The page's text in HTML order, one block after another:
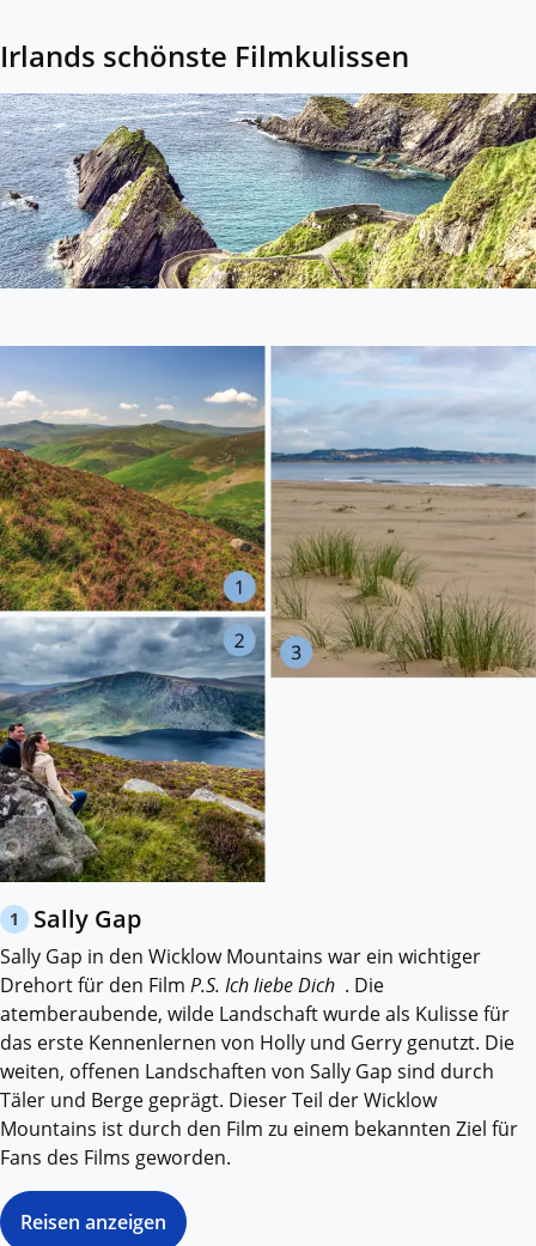
Irlands schönste Filmkulissen
1 Sally Gap
Sally Gap in den Wicklow Mountains war ein wichtiger
Drehort für den Film P.S. Ich liebe Dich . Die
atemberaubende, wilde Landschaft wurde als Kulisse für
das erste Kennenlernen von Holly und Gerry genutzt. Die
weiten, offenen Landschaften von Sally Gap sind durch
Täler und Berge geprägt. Dieser Teil der Wicklow
Mountains ist durch den Film zu einem bekannten Ziel für
Fans des Films geworden.
Reisen anzeigen